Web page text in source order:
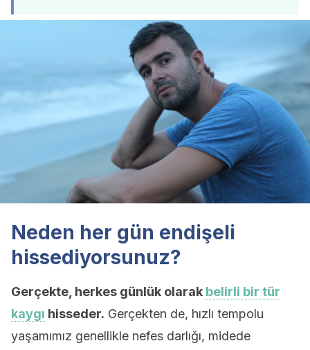
Neden her gün endişeli
hissediyorsunuz?
Gerçekte, herkes günlük olarak belirli bir tür
kaygı hisseder. Gerçekten de, hızlı tempolu
yaşamımız genellikle nefes darlığı, midede